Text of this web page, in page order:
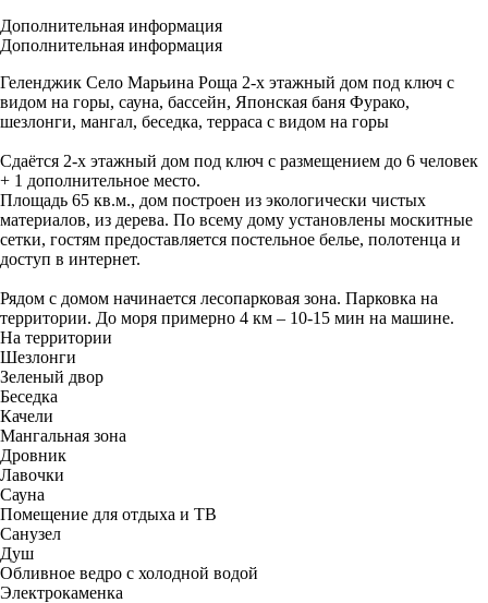
Дополнительная информация
Дополнительная информация
Геленджик Село Марьина Роща 2-х этажный дом под ключ с
видом на горы, сауна, бассейн, Японская баня Фурако,
шезлонги, мангал, беседка, терраса с видом на горы
Сдаётся 2-х этажный дом под ключ с размещением до 6 человек
+ 1 дополнительное место.
Площадь 65 кв.м., дом построен из экологически чистых
материалов, из дерева. По всему дому установлены москитные
сетки, гостям предоставляется постельное белье, полотенца и
доступ в интернет.
Рядом с домом начинается лесопарковая зона. Парковка на
территории. До моря примерно 4 км – 10-15 мин на машине.
На территории
Шезлонги
Зеленый двор
Беседка
Качели
Мангальная зона
Дровник
Лавочки
Сауна
Помещение для отдыха и ТВ
Санузел
Душ
Обливное ведро с холодной водой
Электрокаменка